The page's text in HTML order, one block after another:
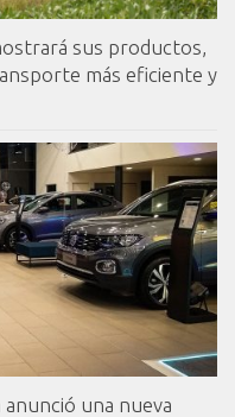
sus productos,
más eficiente y
una nueva